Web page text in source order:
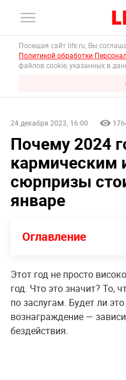
Посещая сайт life.ru, Вы
Политикой обработки
файлов cookie, указанных в
24 декабря 2023, 16:00
Почему 2024
кармическим
сюрпризы
январе
Оглавление
Этот год не просто
год. Что это значит? То,
по заслугам. Будет ли
вознаграждение —
бездействия.